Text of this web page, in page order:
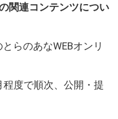
関連コンテンツについ
らのあなWEBオンリ
度で順次、公開・提